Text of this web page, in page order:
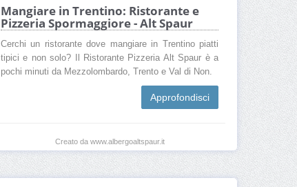
Mangiare in Trentino: Ristorante e
Pizzeria Spormaggiore - Alt Spaur
Cerchi un ristorante dove mangiare in Trentino piatti
tipici e non solo? Il Ristorante Pizzeria Alt Spaur è a
pochi minuti da Mezzolombardo, Trento e Val di Non.
Approfondisci
Creato da www.albergoaltspaur.it